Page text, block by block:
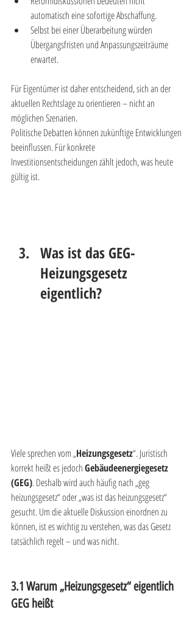
automatisch eine sofortige Abschaffung.
Selbst bei einer Überarbeitung würden
Übergangsfristen und Anpassungszeiträume
erwartet.
Für Eigentümer ist daher entscheidend, sich an der
aktuellen Rechtslage zu orientieren – nicht an
möglichen Szenarien.
Politische Debatten können zukünftige Entwicklungen
beeinflussen. Für konkrete
Investitionsentscheidungen zählt jedoch, was heute
gültig ist.
Was ist das GEG-
Heizungsgesetz
eigentlich?
Viele sprechen vom „Heizungsgesetz“. Juristisch
korrekt heißt es jedoch Gebäudeenergiegesetz
(GEG). Deshalb wird auch häufig nach „geg
heizungsgesetz“ oder „was ist das heizungsgesetz“
gesucht. Um die aktuelle Diskussion einordnen zu
können, ist es wichtig zu verstehen, was das Gesetz
tatsächlich regelt – und was nicht.
3.1 Warum „Heizungsgesetz“ eigentlich
GEG heißt